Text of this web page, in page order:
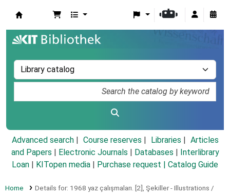
Advanced search Course reserves Libraries
Articles
and Papers
Electronic Journals Databases
Interlibrary
Loan
KITopen media Purchase request | Catalog Guide
Home Details for: 1968 yaz çalışmaları. [2], Şekiller - Illustrations /